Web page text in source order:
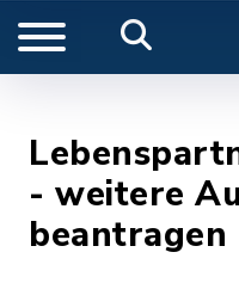
- weitere
beantragen